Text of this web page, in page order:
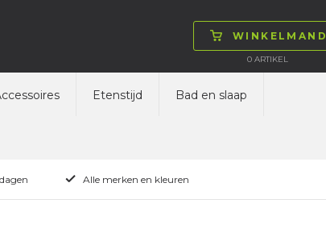
WINKELMAND
0 ARTIKEL
Etenstijd Bad en slaap
Alle merken en kleuren